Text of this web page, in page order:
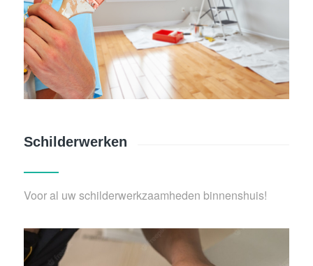
Schilderwerken
Voor al uw schilderwerkzaamheden binnenshuis!